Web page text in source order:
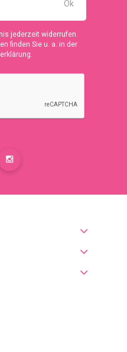
jederzeit widerrufen.
finden Sie u. a. in der